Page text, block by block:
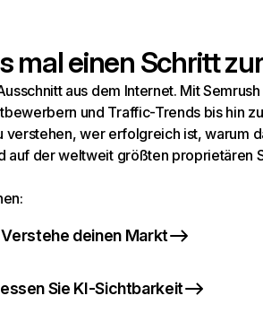
mal einen Schritt
aus dem Internet. Mit
und Traffic-Trends bis hin
verstehen, wer erfolgreich ist, warum
auf der weltweit größten proprietären
Verstehe deinen Markt
Sie KI-Sichtbarkeit